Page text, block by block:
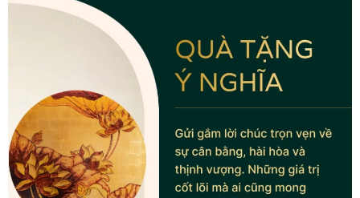
Tranh nhà mẫu dự án
Tranh nhà ở cao cấp
Tranh trang trí văn phòng
Tranh treo khách sạn
Tranh hoa sen treo phòng thờ